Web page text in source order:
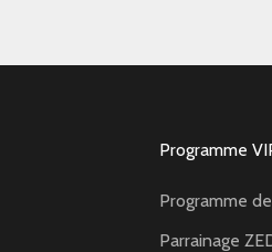
Programme
Programme
Parrainage